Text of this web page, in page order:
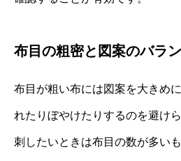
布目の粗密と図案のバラ
布目が粗い布には図案を大きめ
れたりぼやけたりするのを避け
刺したいときは布目の数が多い